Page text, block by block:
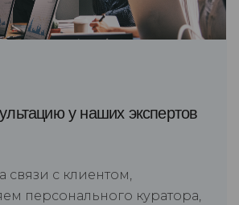
у наших экспертов
связи с клиентом,
персонального куратора,